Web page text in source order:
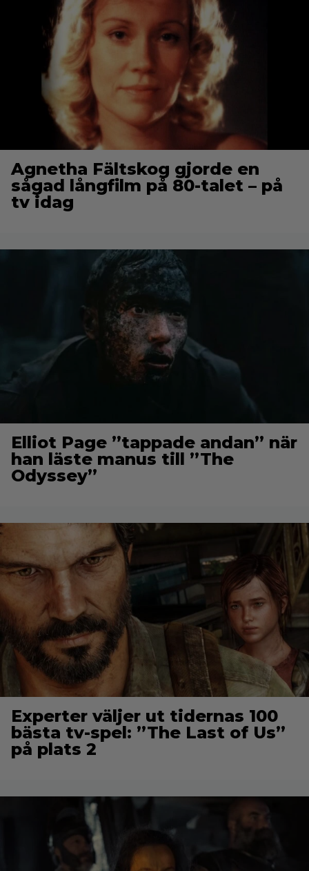
Agnetha Fältskog gjorde en
sågad långfilm på 80-talet – på
tv idag
Elliot Page ”tappade andan” när
han läste manus till ”The
Odyssey”
Experter väljer ut tidernas 100
bästa tv-spel: ”The Last of Us”
på plats 2